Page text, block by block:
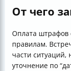
От чего
Оплата штрафов
правилам.
части ситуаций,
уточнение по